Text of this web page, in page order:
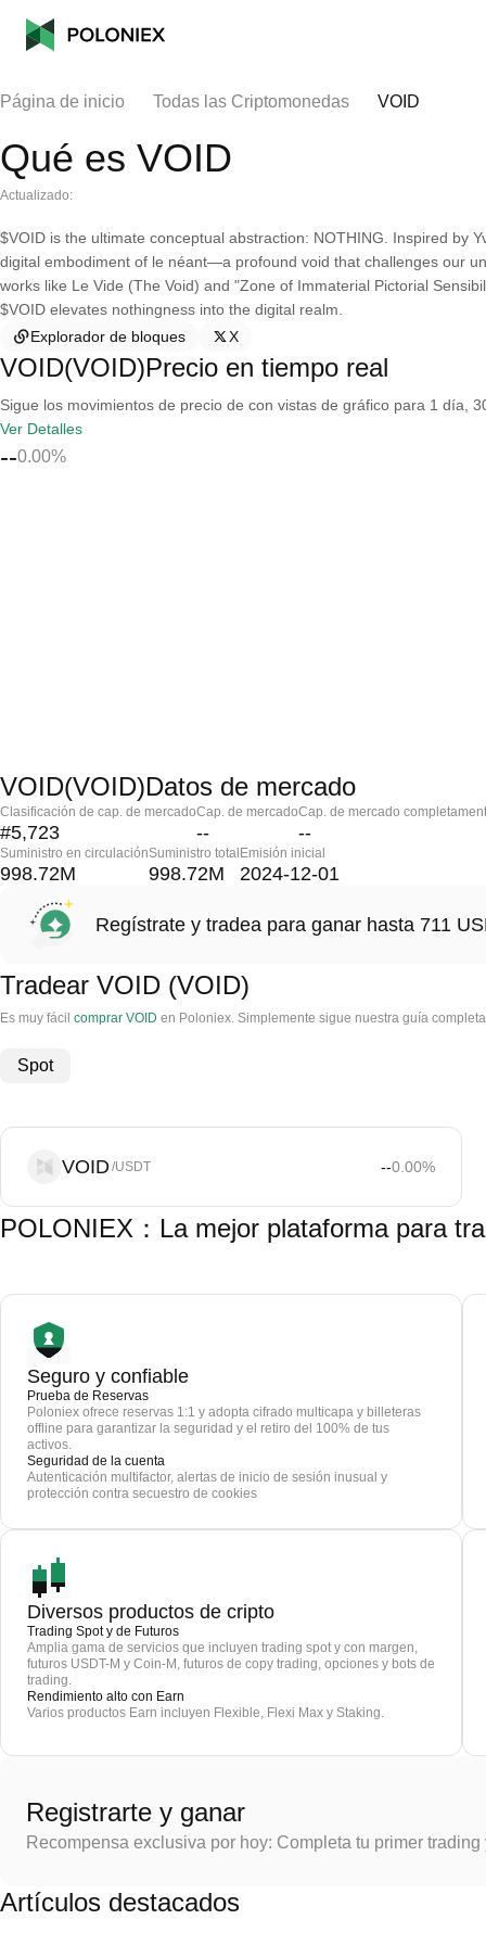
Página de inicio Todas las Criptomonedas VOID
Qué es VOID
Actualizado:
$VOID is the ultimate conceptual abstraction: NOTHING. Inspired by
digital embodiment of le néant—a profound void that challenges our
works like Le Vide (The Void) and "Zone of Immaterial Pictorial
$VOID elevates nothingness into the digital realm.
Explorador de bloques
X
VOID(VOID)Precio en tiempo real
Sigue los movimientos de precio de con vistas de gráfico para 1 día,
Ver Detalles
--0.00%
VOID(VOID)Datos de mercado
Clasificación de cap. de mercado
#5,723
Cap. de mercado
--
Cap. de mercado
--
Suministro en circulación
998.72M
Suministro total
998.72M
Emisión inicial
2024-12-01
Regístrate y tradea para ganar hasta 711
Tradear VOID (VOID)
Es muy fácil comprar VOID en Poloniex. Simplemente sigue nuestra guía
Spot
VOID/USDT --0.00%
POLONIEX：La mejor plataforma para
Seguro y confiable
Prueba de Reservas
Poloniex ofrece reservas 1:1 y adopta cifrado multicapa y billeteras
offline para garantizar la seguridad y el retiro del 100% de tus
activos.
Seguridad de la cuenta
Autenticación multifactor, alertas de inicio de sesión inusual y
protección contra secuestro de cookies
Diversos productos de cripto
Trading Spot y de Futuros
Amplia gama de servicios que incluyen trading spot y con margen,
futuros USDT-M y Coin-M, futuros de copy trading, opciones y bots de
trading.
Rendimiento alto con Earn
Varios productos Earn incluyen Flexible, Flexi Max y Staking.
Registrarte y ganar
Recompensa exclusiva por hoy: Completa tu primer
Artículos destacados